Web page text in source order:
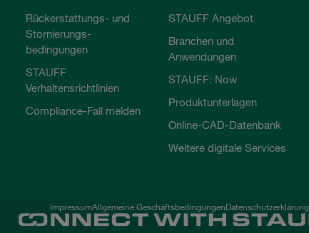
Rückerstattungs- und
Stornierungs-
bedingungen
STAUFF
Verhaltensrichtlinien
Compliance-Fall melden
STAUFF Angebot
Branchen und
Anwendungen
STAUFF: Now
Produktunterlagen
Online-CAD-Datenbank
Weitere digitale Services
ImpressumAllgemeine GeschäftsbedingungenDatenschutzerklärung